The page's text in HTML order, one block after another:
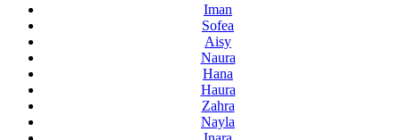
Iman
Sofea
Aisy
Naura
Hana
Haura
Zahra
Nayla